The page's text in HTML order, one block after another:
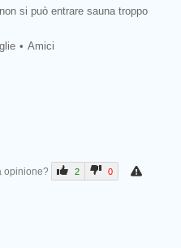
si può entrare sauna troppo
Amici
opinione? 2 0